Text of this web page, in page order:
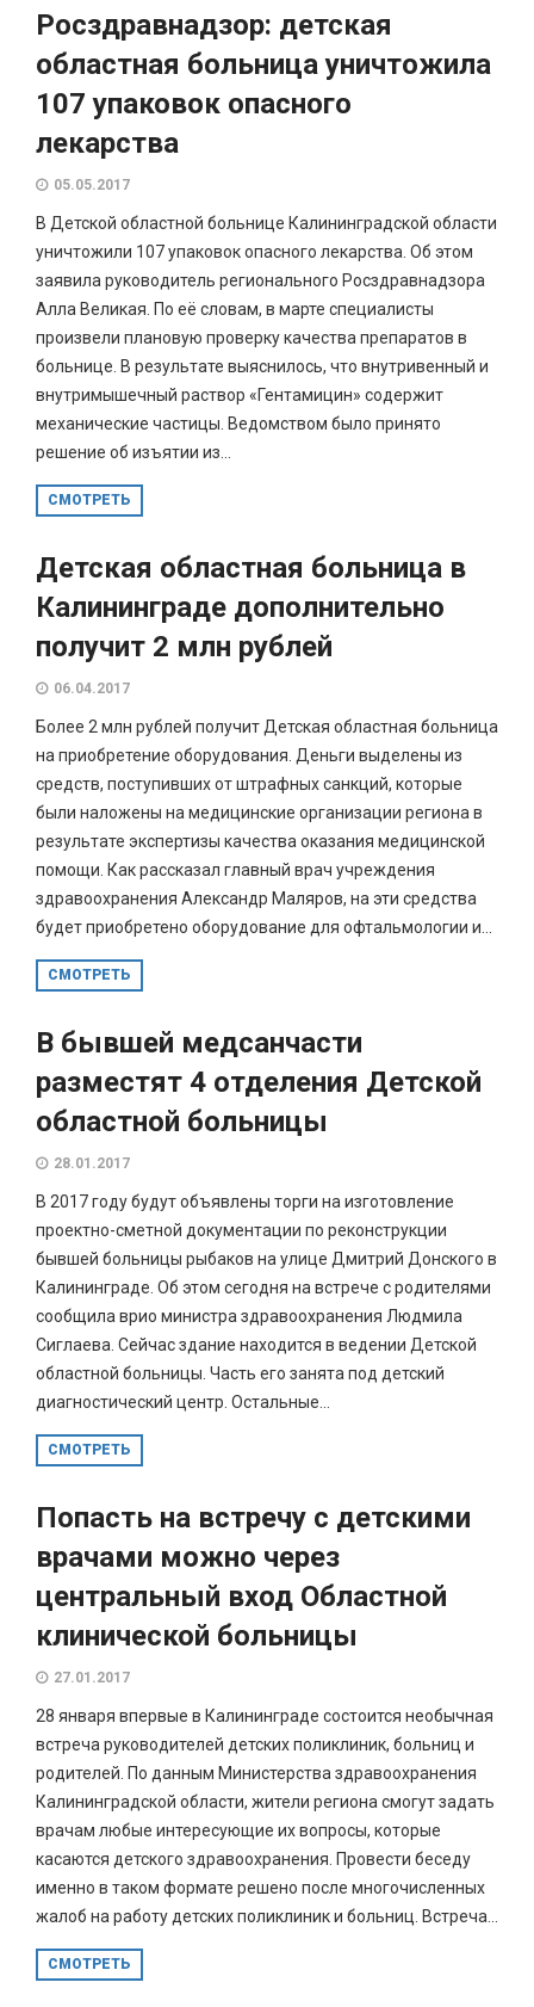
Росздравнадзор: детская
областная больница уничтожила
107 упаковок опасного
лекарства
05.05.2017
В Детской областной больнице Калининградской области
уничтожили 107 упаковок опасного лекарства. Об этом
заявила руководитель регионального Росздравнадзора
Алла Великая. По её словам, в марте специалисты
произвели плановую проверку качества препаратов в
больнице. В результате выяснилось, что внутривенный и
внутримышечный раствор «Гентамицин» содержит
механические частицы. Ведомством было принято
решение об изъятии из...
СМОТРЕТЬ
Детская областная больница в
Калининграде дополнительно
получит 2 млн рублей
06.04.2017
Более 2 млн рублей получит Детская областная больница
на приобретение оборудования. Деньги выделены из
средств, поступивших от штрафных санкций, которые
были наложены на медицинские организации региона в
результате экспертизы качества оказания медицинской
помощи. Как рассказал главный врач учреждения
здравоохранения Александр Маляров, на эти средства
будет приобретено оборудование для офтальмологии и...
СМОТРЕТЬ
В бывшей медсанчасти
разместят 4 отделения Детской
областной больницы
28.01.2017
В 2017 году будут объявлены торги на изготовление
проектно-сметной документации по реконструкции
бывшей больницы рыбаков на улице Дмитрий Донского в
Калининграде. Об этом сегодня на встрече с родителями
сообщила врио министра здравоохранения Людмила
Сиглаева. Сейчас здание находится в ведении Детской
областной больницы. Часть его занята под детский
диагностический центр. Остальные...
СМОТРЕТЬ
Попасть на встречу с детскими
врачами можно через
центральный вход Областной
клинической больницы
27.01.2017
28 января впервые в Калининграде состоится необычная
встреча руководителей детских поликлиник, больниц и
родителей. По данным Министерства здравоохранения
Калининградской области, жители региона смогут задать
врачам любые интересующие их вопросы, которые
касаются детского здравоохранения. Провести беседу
именно в таком формате решено после многочисленных
жалоб на работу детских поликлиник и больниц. Встреча...
СМОТРЕТЬ